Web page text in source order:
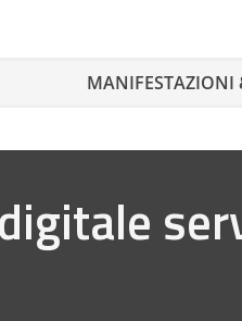
MANIFESTAZIONI